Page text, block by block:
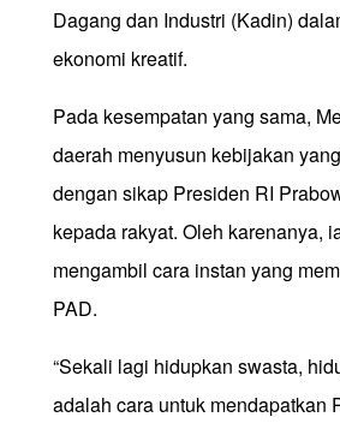
Dagang dan Industri (Kadin)
ekonomi kreatif.
Pada kesempatan yang sama,
daerah menyusun kebijakan
dengan sikap Presiden RI
kepada rakyat. Oleh karenanya,
mengambil cara instan yang
PAD.
“Sekali lagi hidupkan swasta,
adalah cara untuk mendapatkan